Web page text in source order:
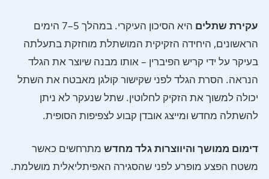
עקירת שתלים
היא הסיכון העיקרי. במהלך 5–7 הימים
הראשונים, היחידה הזקיקית המושתלת מוחזקת בתעלתה
בעיקר על ידי קריש הפיברין – אותו מבנה שיוצר את הגלד
הנראה. הסרת הגלד לפני שקישור קולגן מאבטח את השתל
יכולה למשוך את הזקיק לחלוטין. שתל שנעקר לא ניתן
להשתלה מחדש ומייצג אובדן קבוע לצפיפות הסופית.
דימום ממושך והיווצרות גלד מחדש מתרחשים כאשר
משטח הפצע מופרע לפני שהסגירה האפיתליאלית מושלמת.